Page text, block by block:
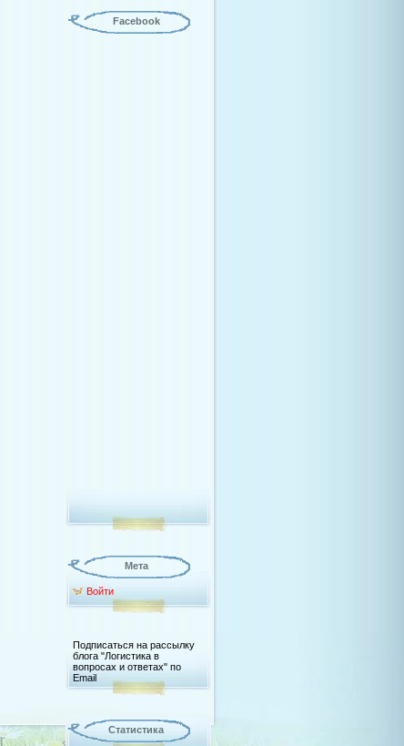
Facebook
Мета
Войти
Подписаться на рассылку
блога "Логистика в
вопросах и ответах" по
Email
Статистика